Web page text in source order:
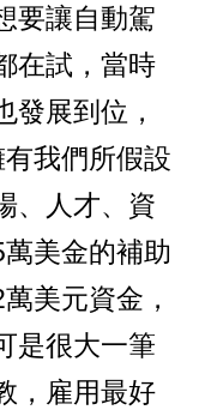
要讓自動駕
在試，當時
發展到位，
我們所假設
、人才、資
美金的補助
美元資金，
是很大一筆
，雇用最好